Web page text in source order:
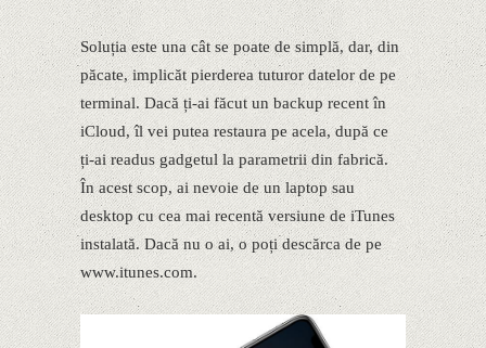
Soluția este una cât se poate de simplă, dar, din
păcate, implicăt pierderea tuturor datelor de pe
terminal. Dacă ți-ai făcut un backup recent în
iCloud, îl vei putea restaura pe acela, după ce
ți-ai readus gadgetul la parametrii din fabrică.
În acest scop, ai nevoie de un laptop sau
desktop cu cea mai recentă versiune de iTunes
instalată. Dacă nu o ai, o poți descărca de pe
www.itunes.com.